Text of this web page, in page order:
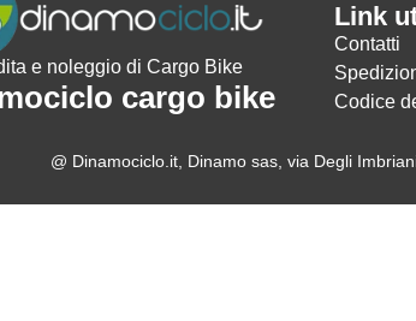
e noleggio di Cargo Bike
cargo bike
Link
Contatti
Codice
@ Dinamociclo.it, Dinamo sas, via Degli